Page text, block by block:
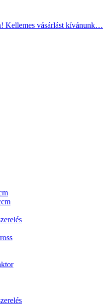
Kellemes vásárlást kívánunk…